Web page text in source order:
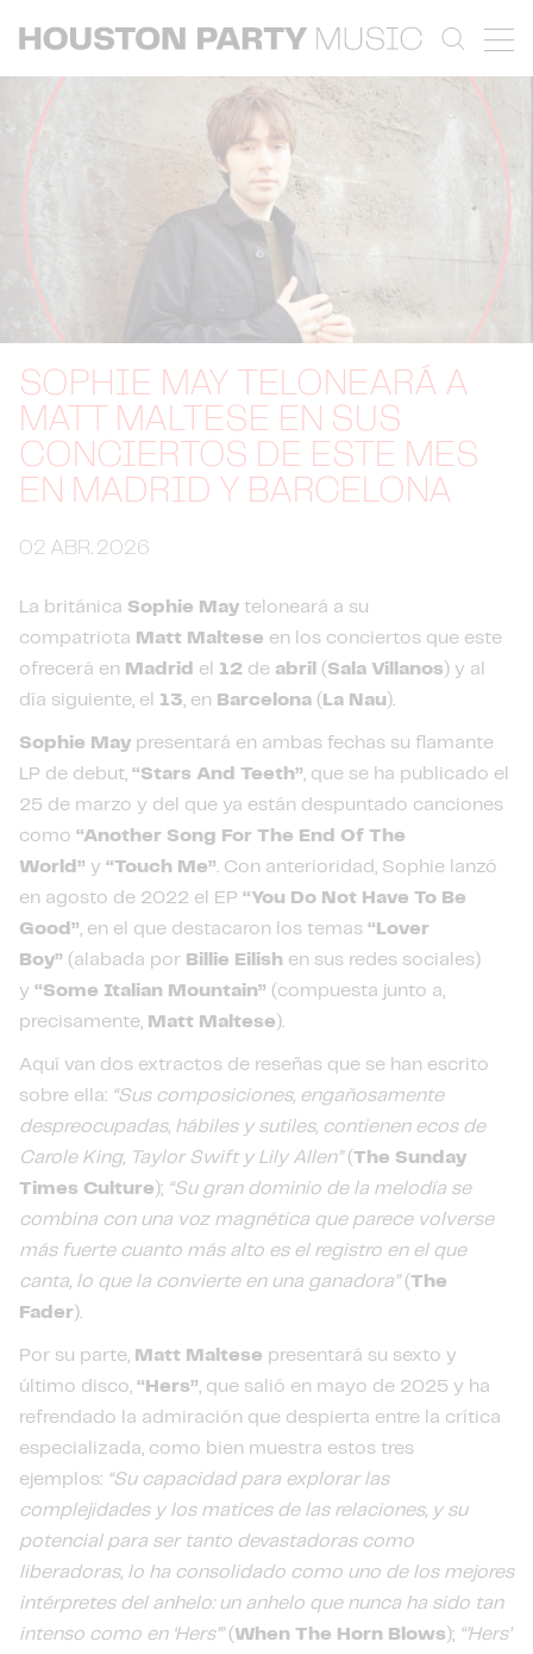
SOPHIE MAY TELONEARÁ A
MATT MALTESE EN SUS
CONCIERTOS DE ESTE MES
EN MADRID Y BARCELONA
02 ABR. 2026
La británica Sophie May teloneará a su
compatriota Matt Maltese en los conciertos que este
ofrecerá en Madrid el 12 de abril ( Sala Villanos ) y al
día siguiente, el 13, en Barcelona ( La Nau ).
Sophie May presentará en ambas fechas su flamante
LP de debut, “Stars And Teeth”, que se ha publicado el
25 de marzo y del que ya están despuntado canciones
como “Another Song For The End Of The
World” y “Touch Me”. Con anterioridad, Sophie lanzó
en agosto de 2022 el EP “You Do Not Have To Be
Good”, en el que destacaron los temas “Lover
Boy” (alabada por Billie Eilish en sus redes sociales)
y “Some Italian Mountain” (compuesta junto a,
precisamente, Matt Maltese ).
Aquí van dos extractos de reseñas que se han escrito
sobre ella: “Sus composiciones, engañosamente
despreocupadas, hábiles y sutiles, contienen ecos de
Carole King, Taylor Swift y Lily Allen”(The Sunday
Times Culture ); “Su gran dominio de la melodía se
combina con una voz magnética que parece volverse
más fuerte cuanto más alto es el registro en el que
canta, lo que la convierte en una ganadora” (The
Fader).
Por su parte, Matt Maltese presentará su sexto y
último disco, “Hers”, que salió en mayo de 2025 y ha
refrendado la admiración que despierta entre la crítica
especializada, como bien muestra estos tres
ejemplos: “Su capacidad para explorar las
complejidades y los matices de las relaciones, y su
potencial para ser tanto devastadoras como
liberadoras, lo ha consolidado como uno de los mejores
intérpretes del anhelo: un anhelo que nunca ha sido tan
intenso como en ‘Hers’”( When The Horn Blows ); “’Hers’